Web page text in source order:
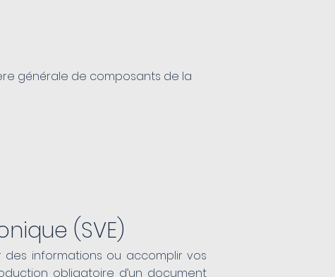
générale de composants de la
(SVE)
des informations ou accomplir vos
obligatoire d’un document